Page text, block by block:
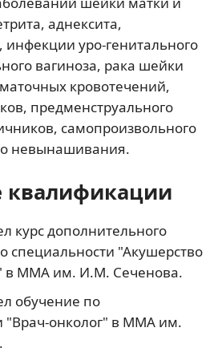
аднексита,
инфекции уро-генитального
вагиноза, рака шейки
кровотечений,
предменструального
самопроизвольного
невынашивания.
курс дополнительного
специальности "Акушерство
в ММА им. И.М. Сеченова.
обучение по
"Врач-онколог" в ММА им.